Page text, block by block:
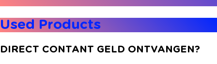
P
r
o
e
d
P
s
e
d
P
r
o
U
s
e
Used Products
DIRECT CONTANT GELD ONTVANGEN?